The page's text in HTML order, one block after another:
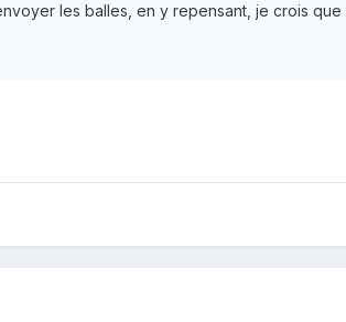
les balles, en y repensant, je crois